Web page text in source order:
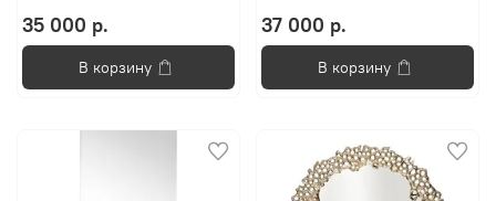
35 000 р.
В корзину
37 000 р.
В корзину